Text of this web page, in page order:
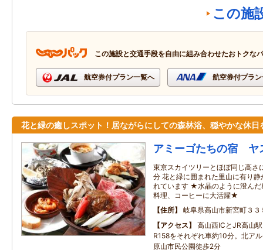
この施
この施設と交通手段を自由に組み合わせたおトクな
航空券付プラン一覧へ 航空券付プラ
花と緑の癒しスポット！居ながらにしての森林浴、穏やかな休日
アミーゴたちの宿 ヤ
東京スカイツリーとほぼ同じ高さ
分 花と緑に囲まれた里山に有り
れています ★水晶のように澄ん
料理、コーヒーに大活躍★
住所
岐阜県高山市新宮町３３
アクセス
高山西ICとJR高山
R158をそれぞれ車約10分。北ア
原山市民公園徒歩2分